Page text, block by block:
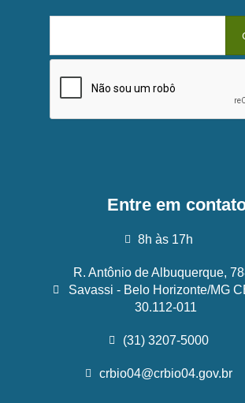
Entre em
8h às 17h
R. Antônio de Albuquerque,
Savassi - Belo Horizonte/MG
30.112-011
(31) 3207-5000
crbio04@crbio04.gov.br